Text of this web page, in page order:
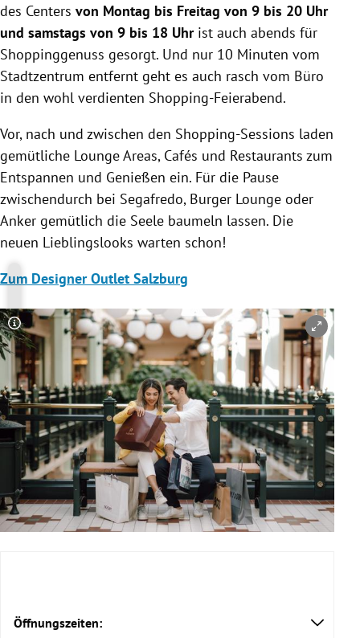
des Centers von Montag bis Freitag von 9 bis 20 Uhr
und samstags von 9 bis 18 Uhrist auch abends für
Shoppinggenuss gesorgt. Und nur 10 Minuten vom
Stadtzentrum entfernt geht es auch rasch vom Büro
in den wohl verdienten Shopping-Feierabend.
Vor, nach und zwischen den Shopping-Sessions laden
gemütliche Lounge Areas, Cafés und Restaurants zum
Entspannen und Genießen ein. Für die Pause
zwischendurch bei Segafredo, Burger Lounge oder
Anker gemütlich die Seele baumeln lassen. Die
neuen Lieblingslooks warten schon!
Zum Designer Outlet Salzburg
Copyright-Hinweis öffnen/schließen
Öffnungszeiten: